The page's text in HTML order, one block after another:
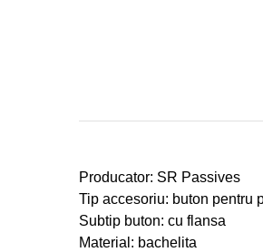
Producator: SR Passives
Tip accesoriu: buton pentru
Subtip buton: cu flansa
Material: bachelita